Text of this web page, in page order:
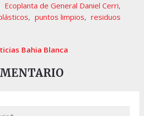
Ecoplanta de General Daniel Cerri,
, puntos limpios, residuos
Bahia Blanca